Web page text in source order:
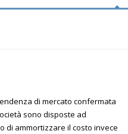
di mercato confermata
sono disposte ad
di ammortizzare il costo invece